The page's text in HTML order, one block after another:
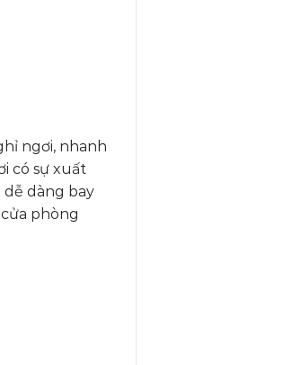
ngơi, nhanh
có sự xuất
dễ dàng bay
phòng